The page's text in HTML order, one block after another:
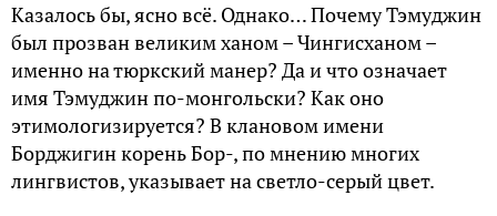
Казалось бы, ясно всё. Однако… Почему Тэмуджин
был прозван великим ханом – Чингисханом –
именно на тюркский манер? Да и что означает
имя Тэмуджин по-монгольски? Как оно
этимологизируется? В клановом имени
Борджигин корень Бор-, по мнению многих
лингвистов, указывает на светло-серый цвет.